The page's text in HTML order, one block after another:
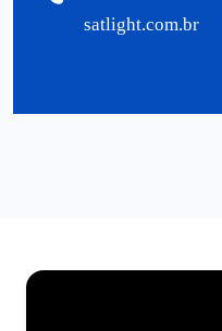
satlight.com.br